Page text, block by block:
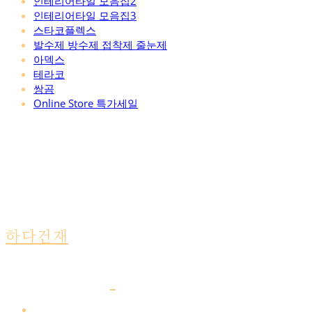
인테리어타일 모음집3
스타코플렉스
발수제 방수제 접착제 줄눈제
아덱스
테라코
쌍곰
Online Store 특가세일
하다건재